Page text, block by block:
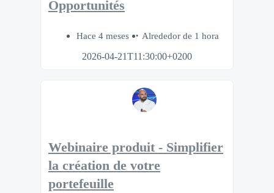
Opportunités
Hace 4 meses
Alrededor de 1 hora
2026-04-21T11:30:00+0200
Webinaire produit - Simplifier
la création de votre
portefeuille